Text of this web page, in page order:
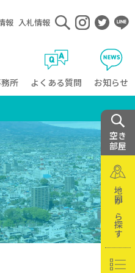
所 よくある質問 お知らせ
報 入札情報
空き
部屋
地図から探す